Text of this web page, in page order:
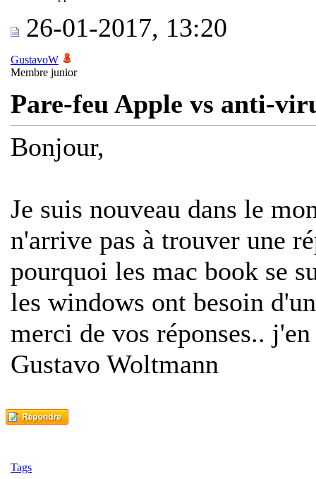
26-01-2017, 13:20
GustavoW
Membre junior
Pare-feu Apple vs anti-
Bonjour,
Je suis nouveau dans le
n'arrive pas à trouver une
pourquoi les mac book se
les windows ont besoin
merci de vos réponses..
Gustavo Woltmann
Tags